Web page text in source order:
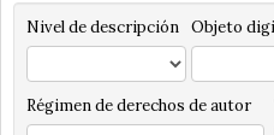
Nivel de descripción
Régimen de derechos de autor